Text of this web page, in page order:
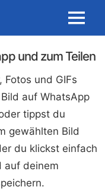
Menu
und zum Teilen
und GIFs
auf WhatsApp
tippst du
gewählten Bild
du klickst einfach
auf deinem